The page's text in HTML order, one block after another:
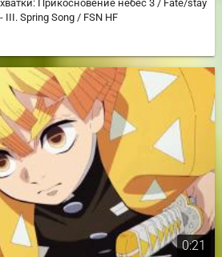
Прикосновение небес 3 / Fate/stay
III. Spring Song / FSN HF
0:21